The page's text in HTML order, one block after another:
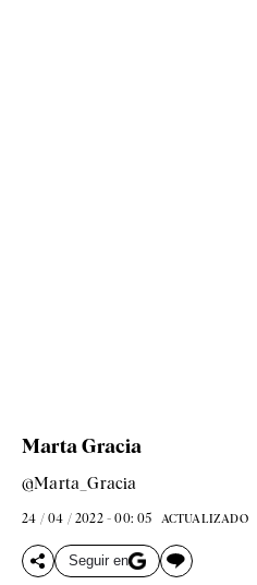
Marta Gracia
@Marta_Gracia
24 / 04 / 2022 - 00: 05 ACTUALIZADO
Seguir en